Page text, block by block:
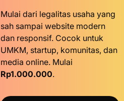
Mulai dari legalitas usaha yang
sah sampai website modern
dan responsif. Cocok untuk
UMKM, startup, komunitas, dan
media online. Mulai
Rp1.000.000.